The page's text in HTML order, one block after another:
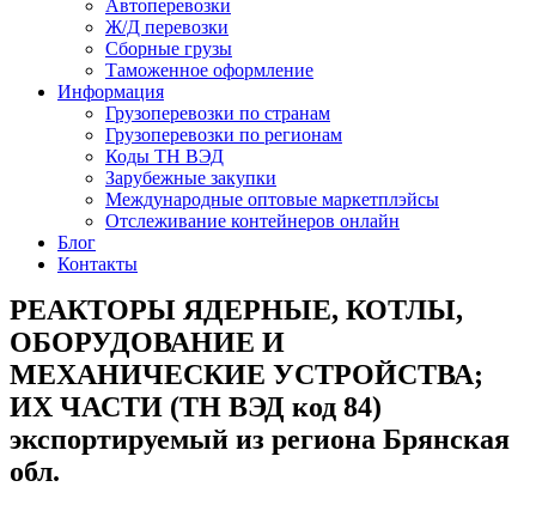
Автоперевозки
Ж/Д перевозки
Сборные грузы
Таможенное оформление
Информация
Грузоперевозки по странам
Грузоперевозки по регионам
Коды ТН ВЭД
Зарубежные закупки
Международные оптовые маркетплэйсы
Отслеживание контейнеров онлайн
Блог
Контакты
РЕАКТОРЫ ЯДЕРНЫЕ, КОТЛЫ,
ОБОРУДОВАНИЕ И
МЕХАНИЧЕСКИЕ УСТРОЙСТВА;
ИХ ЧАСТИ (ТН ВЭД код 84)
экспортируемый из региона Брянская
обл.